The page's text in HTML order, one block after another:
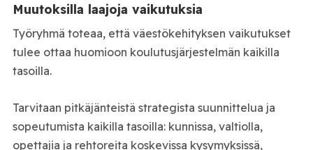
Muutoksilla laajoja vaikutuksia
Työryhmä toteaa, että väestökehityksen vaikutukset
tulee ottaa huomioon koulutusjärjestelmän kaikilla
tasoilla.
Tarvitaan pitkäjänteistä strategista suunnittelua ja
sopeutumista kaikilla tasoilla: kunnissa, valtiolla,
opettajia ja rehtoreita koskevissa kysymyksissä,